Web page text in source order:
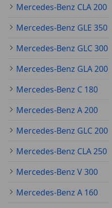
Mercedes-Benz CLA 200
Mercedes-Benz GLE 350
Mercedes-Benz GLC 300
Mercedes-Benz GLA 200
Mercedes-Benz C 180
Mercedes-Benz A 200
Mercedes-Benz GLC 200
Mercedes-Benz CLA 250
Mercedes-Benz V 300
Mercedes-Benz A 160